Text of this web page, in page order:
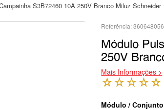
S3B72460 10A 250V Branco Miluz Schneider
Módulo
250V
Mais Informações >
☆☆☆☆☆
Módulo / Conjunto